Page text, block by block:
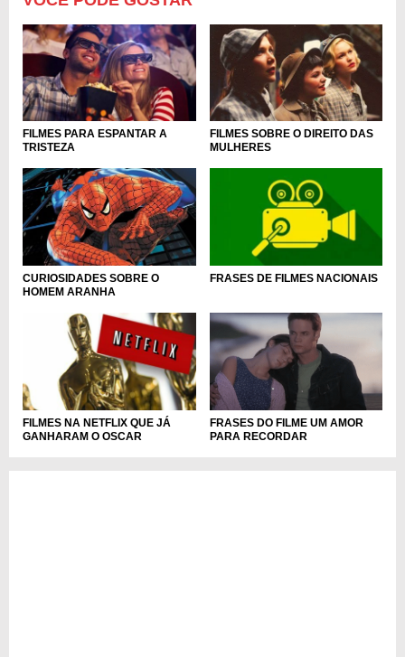
FILMES PARA ESPANTAR A
TRISTEZA
FILMES SOBRE O DIREITO DAS
MULHERES
CURIOSIDADES SOBRE O
HOMEM ARANHA
FRASES DE FILMES NACIONAIS
FILMES NA NETFLIX QUE JÁ
GANHARAM O OSCAR
FRASES DO FILME UM AMOR
PARA RECORDAR